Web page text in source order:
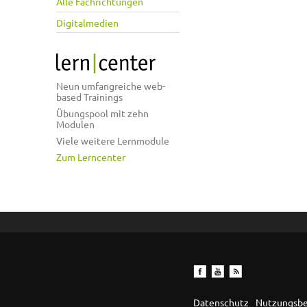
Digitalmedien
Neun umfangreiche web-
based Trainings
Übungspool mit zehn
Modulen
Viele weitere Lernmodule
Zum Lerncenter
Datenschutz